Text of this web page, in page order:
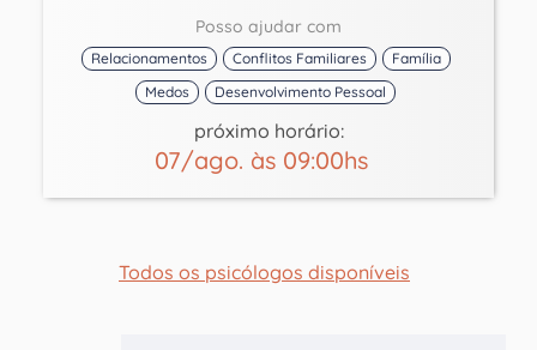
Posso ajudar com
Relacionamentos Conflitos Familiares
Família
Medos
Desenvolvimento Pessoal
próximo horário:
07/ago. às 09:00hs
Todos os psicólogos disponíveis